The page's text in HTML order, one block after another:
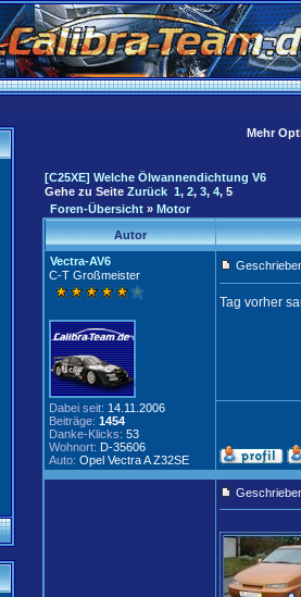
Mehr
[C25XE] Welche Ölwannendichtung V6
Gehe zu Seite Zurück 1, 2, 3, 4, 5
Foren-Übersicht » Motor
Autor
Vectra-AV6
C-T Großmeister
Dabei seit: 14.11.2006
Beiträge: 1454
Danke-Klicks: 53
Wohnort: D-35606
Auto: Opel Vectra A Z32SE
Tag vorher